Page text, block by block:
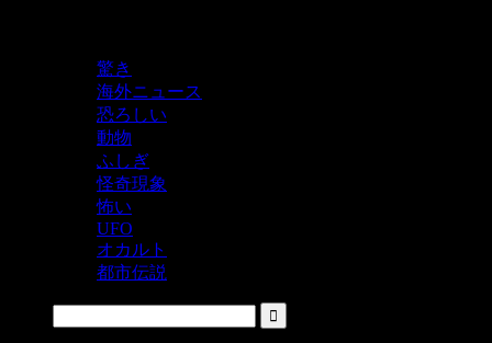
驚き
海外ニュース
恐ろしい
動物
ふしぎ
怪奇現象
怖い
UFO
オカルト
都市伝説